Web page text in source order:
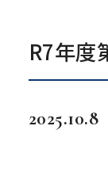
R7年度
2025.10.8